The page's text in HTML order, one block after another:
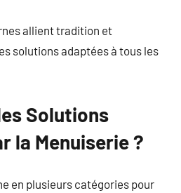
allient tradition et
solutions adaptées à tous les
Solutions
la Menuiserie ?
en plusieurs catégories pour